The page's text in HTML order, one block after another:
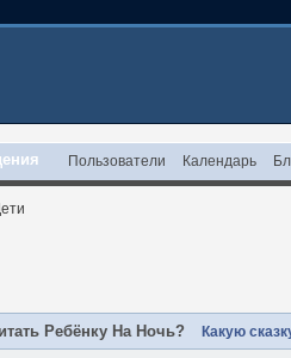
Пользователи Календарь
Ребёнку На Ночь? Какую